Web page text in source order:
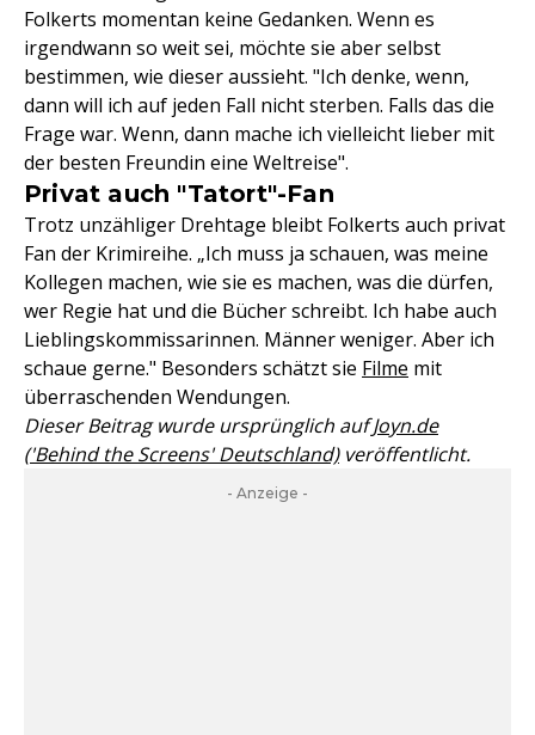
Folkerts momentan keine Gedanken. Wenn es
irgendwann so weit sei, möchte sie aber selbst
bestimmen, wie dieser aussieht. "Ich denke, wenn,
dann will ich auf jeden Fall nicht sterben. Falls das die
Frage war. Wenn, dann mache ich vielleicht lieber mit
der besten Freundin eine Weltreise".
Privat auch "Tatort"-Fan
Trotz unzähliger Drehtage bleibt Folkerts auch privat
Fan der Krimireihe. „Ich muss ja schauen, was meine
Kollegen machen, wie sie es machen, was die dürfen,
wer Regie hat und die Bücher schreibt. Ich habe auch
Lieblingskommissarinnen. Männer weniger. Aber ich
schaue gerne." Besonders schätzt sie Filme mit
überraschenden Wendungen.
Dieser Beitrag wurde ursprünglich aufJoyn.de
('Behind the Screens' Deutschland)veröffentlicht.
- Anzeige -